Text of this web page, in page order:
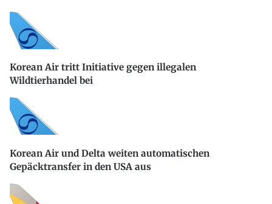
Korean Air tritt Initiative gegen illegalen
Wildtierhandel bei
Korean Air und Delta weiten automatischen
Gepäcktransfer in den USA aus